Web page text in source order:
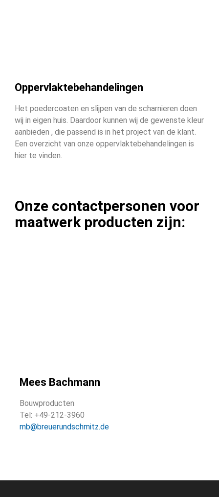
Oppervlaktebehandelingen
Het poedercoaten en slijpen van de scharnieren doen
wij in eigen huis. Daardoor kunnen wij de gewenste kleur
aanbieden , die passend is in het project van de klant.
Een overzicht van onze oppervlaktebehandelingen is
hier te vinden.
Onze contactpersonen voor
maatwerk producten zijn:
Mees Bachmann
Bouwproducten
Tel: +49-212-3960
mb@breuerundschmitz.de